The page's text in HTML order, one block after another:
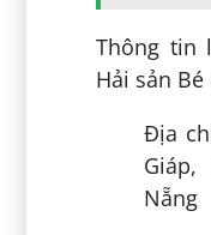
Thông tin
Hải sản
Địa
Giáp,
Nẵng